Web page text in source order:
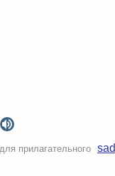
прилагательного sad